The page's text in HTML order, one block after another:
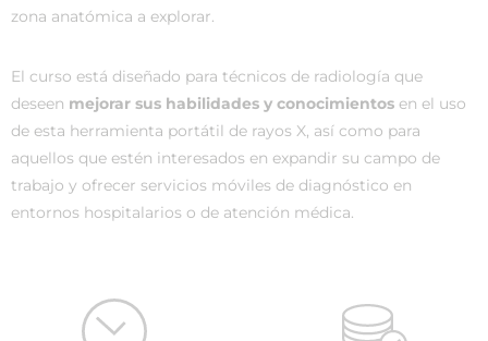
zona anatómica a explorar.
El curso está diseñado para técnicos de radiología que
deseen mejorar sus habilidades y conocimientos en el uso
de esta herramienta portátil de rayos X, así como para
aquellos que estén interesados en expandir su campo de
trabajo y ofrecer servicios móviles de diagnóstico en
entornos hospitalarios o de atención médica.